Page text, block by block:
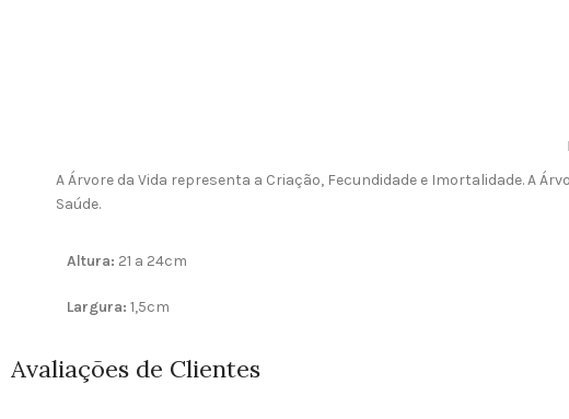
A Árvore da Vida representa a Criação, Fecundidade e Imortalidade. A
Saúde.
Altura: 21 a 24cm
Largura: 1,5cm
Avaliações de Clientes